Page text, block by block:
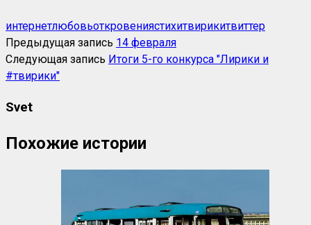
интернетлюбовьоткровениястихитвирикитвиттер
Предыдущая запись 14 февраля
Следующая запись Итоги 5-го конкурса "Лирики и
#твирики"
Svet
Похожие истории